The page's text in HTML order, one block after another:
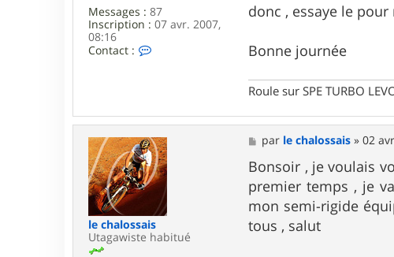
Messages : 87
Inscription : 07 avr. 2007,
08:16
Contact :
t
e
r
C
R
A
M
3
1
donc , essaye le
Bonne journée
Roule sur SPE TURBO
le chalossais
Utagawiste habitué
M
e
s
s
a
g
e
par le chalossais »02
Bonsoir , je voulais
premier temps , je
mon semi-rigide
tous , salut